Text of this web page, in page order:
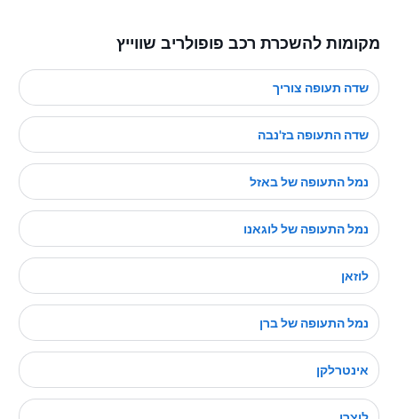
מקומות להשכרת רכב פופולריב שווייץ
שדה תעופה צוריך
שדה התעופה בז'נבה
נמל התעופה של באזל
נמל התעופה של לוגאנו
לוזאן
נמל התעופה של ברן
אינטרלקן